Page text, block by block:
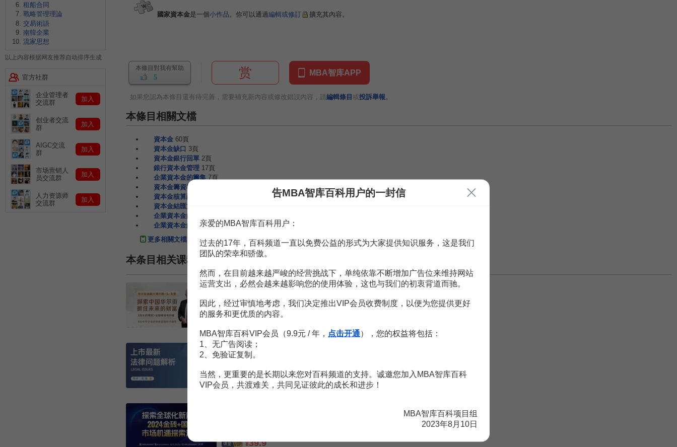
國家資本金是一個小作品。你可以通過編輯或修訂 擴充其內容。
本條目對我有幫助
5 赏 MBA智库APP
如果您認為本條目還有待完善，需要補充新內容或修改錯誤內容，請編輯條目 或投訴舉報 。
本條目相關文檔
資本金 60頁
資本金缺口 3頁
資本金銀行回單 2頁
銀行資本金管理 17頁
企業資本金的籌集 7頁
資本金籌資概述
資本金核算崗位
資本金結匯文件
企業資本金的籌集
企業資本金的籌集 7頁
更多相關文檔
本条目相关课程
探索中国华尔街，抓住未来财富
约翰·s·戈登
上市最新法律问题解析
周璇
¥199
¥39.9
租船合同
戰略管理理論
交易術語
南韓企業
流家思想
以上内容根据网友推荐自动排序生成
官方社群
企业管理者
交流群
加入
创业者交流
群
加入
AIGC交流
群
加入
市场营销人
员交流群
加入
人力资源师
交流群
加入
告MBA智库百科用户的一封信
亲爱的MBA智库百科用户：
过去的17年，百科频道一直以免费公益的形式为大家提供知识服务，这是我们
团队的荣幸和骄傲。
然而，在目前越来越严峻的经营挑战下，单纯依靠不断增加广告位来维持网站
运营支出，必然会越来越影响您的使用体验，这也与我们的初衷背道而驰。
因此，经过审慎地考虑，我们决定推出VIP会员收费制度，以便为您提供更好
的服务和更优质的内容。
MBA智库百科VIP会员（9.9元 / 年， 点击开通），您的权益将包括：
1、无广告阅读；
2、免验证复制。
当然，更重要的是长期以来您对百科频道的支持。诚邀您加入MBA智库百科
VIP会员，共渡难关，共同见证彼此的成长和进步！
MBA智库百科项目组
2023年8月10日